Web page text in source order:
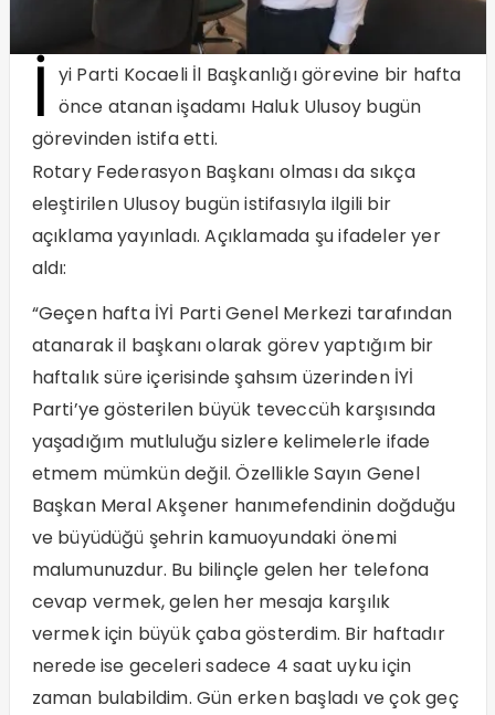
İ yi Parti Kocaeli İl Başkanlığı görevine bir hafta
önce atanan işadamı Haluk Ulusoy bugün
görevinden istifa etti.
Rotary Federasyon Başkanı olması da sıkça
eleştirilen Ulusoy bugün istifasıyla ilgili bir
açıklama yayınladı. Açıklamada şu ifadeler yer
aldı:
“Geçen hafta İYİ Parti Genel Merkezi tarafından
atanarak il başkanı olarak görev yaptığım bir
haftalık süre içerisinde şahsım üzerinden İYİ
Parti’ye gösterilen büyük teveccüh karşısında
yaşadığım mutluluğu sizlere kelimelerle ifade
etmem mümkün değil. Özellikle Sayın Genel
Başkan Meral Akşener hanımefendinin doğduğu
ve büyüdüğü şehrin kamuoyundaki önemi
malumunuzdur. Bu bilinçle gelen her telefona
cevap vermek, gelen her mesaja karşılık
vermek için büyük çaba gösterdim. Bir haftadır
nerede ise geceleri sadece 4 saat uyku için
zaman bulabildim. Gün erken başladı ve çok geç